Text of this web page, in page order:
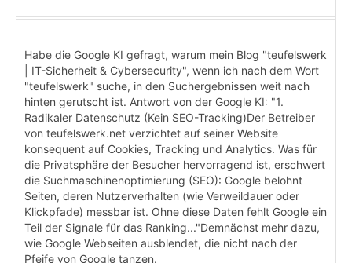
Habe die Google KI gefragt, warum mein Blog "teufelswerk
| IT-Sicherheit & Cybersecurity", wenn ich nach dem Wort
"teufelswerk" suche, in den Suchergebnissen weit nach
hinten gerutscht ist. Antwort von der Google KI: "1.
Radikaler Datenschutz (Kein SEO-Tracking)Der Betreiber
von teufelswerk.net verzichtet auf seiner Website
konsequent auf Cookies, Tracking und Analytics. Was für
die Privatsphäre der Besucher hervorragend ist, erschwert
die Suchmaschinenoptimierung (SEO): Google belohnt
Seiten, deren Nutzerverhalten (wie Verweildauer oder
Klickpfade) messbar ist. Ohne diese Daten fehlt Google ein
Teil der Signale für das Ranking..."Demnächst mehr dazu,
wie Google Webseiten ausblendet, die nicht nach der
Pfeife von Google tanzen.